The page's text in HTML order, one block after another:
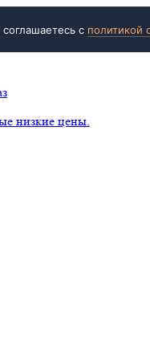
с политикой
низкие цены.